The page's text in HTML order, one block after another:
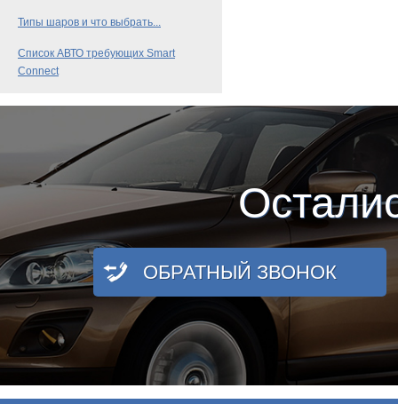
Типы шаров и что выбрать...
Список АВТО требующих Smart
Connect
ОБРАТНЫЙ ЗВОНОК